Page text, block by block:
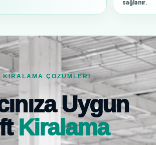
sağlanır.
KIRALAMA ÇÖZÜMLERI
Uygun
Kiralama